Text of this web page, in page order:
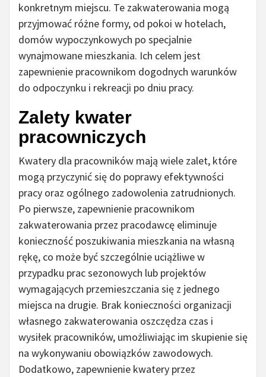
konkretnym miejscu. Te zakwaterowania mogą
przyjmować różne formy, od pokoi w hotelach,
domów wypoczynkowych po specjalnie
wynajmowane mieszkania. Ich celem jest
zapewnienie pracownikom dogodnych warunków
do odpoczynku i rekreacji po dniu pracy.
Zalety kwater
pracowniczych
Kwatery dla pracowników mają wiele zalet, które
mogą przyczynić się do poprawy efektywności
pracy oraz ogólnego zadowolenia zatrudnionych.
Po pierwsze, zapewnienie pracownikom
zakwaterowania przez pracodawcę eliminuje
konieczność poszukiwania mieszkania na własną
rękę, co może być szczególnie uciążliwe w
przypadku prac sezonowych lub projektów
wymagających przemieszczania się z jednego
miejsca na drugie. Brak konieczności organizacji
własnego zakwaterowania oszczędza czas i
wysiłek pracowników, umożliwiając im skupienie się
na wykonywaniu obowiązków zawodowych.
Dodatkowo, zapewnienie kwatery przez